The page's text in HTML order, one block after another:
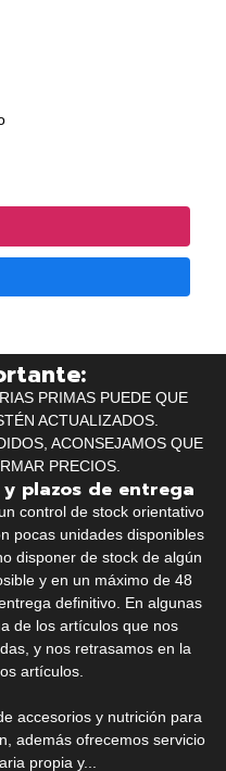
PRIMAS PUEDE QUE
ACTUALIZADOS.
ACONSEJAMOS QUE
PRECIOS.
plazos de entrega
control de stock orientativo
pocas unidades disponibles
disponer de stock de algún
y en un máximo de 48
definitivo. En algunas
de los artículos que nos
y nos retrasamos en la
artículos.
accesorios y nutrición para
además ofrecemos servicio
propia y...